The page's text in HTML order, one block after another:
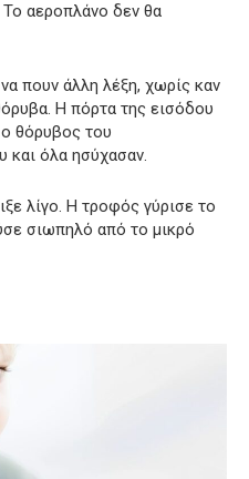
αεροπλάνο δεν θα
πουν άλλη λέξη, χωρίς καν
Η πόρτα της εισόδου
θόρυβος του
και όλα ησύχασαν.
λίγο. Η τροφός γύρισε το
σιωπηλό από το μικρό